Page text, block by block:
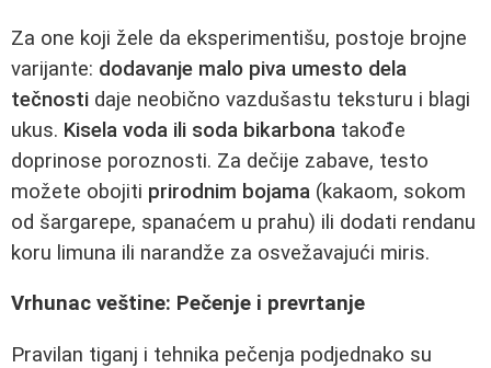
Za one koji žele da eksperimentišu, postoje brojne
varijante: dodavanje malo piva umesto dela
tečnosti daje neobično vazdušastu teksturu i blagi
ukus. Kisela voda ili soda bikarbona takođe
doprinose poroznosti. Za dečije zabave, testo
možete obojiti prirodnim bojama (kakaom, sokom
od šargarepe, spanaćem u prahu) ili dodati rendanu
koru limuna ili narandže za osvežavajući miris.
Vrhunac veštine: Pečenje i prevrtanje
Pravilan tiganj i tehnika pečenja podjednako su